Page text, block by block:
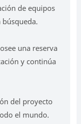
de equipos
búsqueda.
una reserva
y continúa
del proyecto
el mundo.